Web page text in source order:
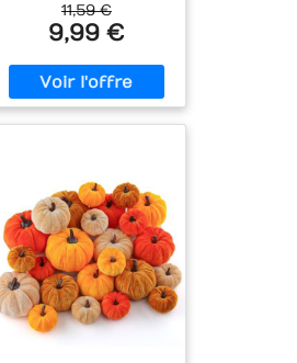
11,59 €
9,99 €